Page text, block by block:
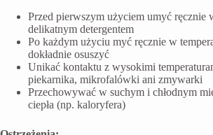
Przed pierwszym użyciem umyć ręcznie
delikatnym detergentem
Po każdym użyciu myć ręcznie w
dokładnie osuszyć
Unikać kontaktu z wysokimi
piekarnika, mikrofalówki ani zmywarki
Przechowywać w suchym i chłodnym
ciepła (np. kaloryfera)